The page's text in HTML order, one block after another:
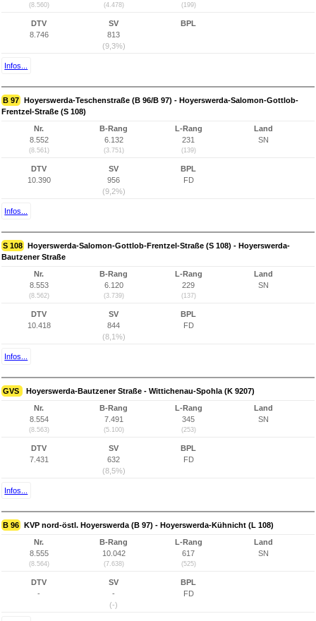
(8.560) (4.478) (199)
DTV
8.746
SV
813
(9,3%)
BPL
Infos...
B 97 Hoyerswerda-Teschenstraße (B 96/B 97) - Hoyerswerda-Salomon-Gottlob-
Frentzel-Straße (S 108)
Nr.
8.552
(8.561)
B-Rang
6.132
(3.751)
L-Rang
231
(139)
Land
SN
DTV
10.390
SV
956
(9,2%)
BPL
FD
Infos...
S 108 Hoyerswerda-Salomon-Gottlob-Frentzel-Straße (S 108) - Hoyerswerda-
Bautzener Straße
Nr.
8.553
(8.562)
B-Rang
6.120
(3.739)
L-Rang
229
(137)
Land
SN
DTV
10.418
SV
844
(8,1%)
BPL
FD
Infos...
GVS Hoyerswerda-Bautzener Straße - Wittichenau-Spohla (K 9207)
Nr.
8.554
(8.563)
B-Rang
7.491
(5.100)
L-Rang
345
(253)
Land
SN
DTV
7.431
SV
632
(8,5%)
BPL
FD
Infos...
B 96 KVP nord-östl. Hoyerswerda (B 97) - Hoyerswerda-Kühnicht (L 108)
Nr.
8.555
(8.564)
B-Rang
10.042
(7.638)
L-Rang
617
(525)
Land
SN
DTV
-
SV
-
(-)
BPL
FD